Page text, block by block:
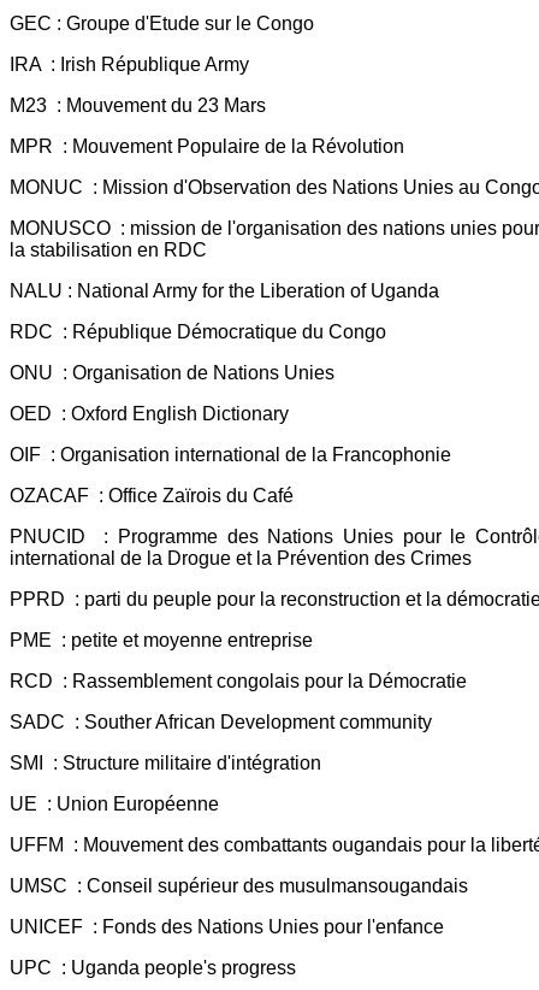
GEC : Groupe d'Etude sur le Congo
IRA : Irish République Army
M23 : Mouvement du 23 Mars
MPR : Mouvement Populaire de la Révolution
MONUC : Mission d'Observation des Nations Unies au
MONUSCO : mission de l'organisation des nations unies pour
la stabilisation en RDC
NALU : National Army for the Liberation of Uganda
RDC : République Démocratique du Congo
ONU : Organisation de Nations Unies
OED : Oxford English Dictionary
OIF : Organisation international de la Francophonie
OZACAF : Office Zaïrois du Café
PNUCID : Programme des Nations Unies pour le
international de la Drogue et la Prévention des Crimes
PPRD : parti du peuple pour la reconstruction et la
PME : petite et moyenne entreprise
RCD : Rassemblement congolais pour la Démocratie
SADC : Souther African Development community
SMI : Structure militaire d'intégration
UE : Union Européenne
UFFM : Mouvement des combattants ougandais pour la
UMSC : Conseil supérieur des musulmansougandais
UNICEF : Fonds des Nations Unies pour l'enfance
UPC : Uganda people's progress